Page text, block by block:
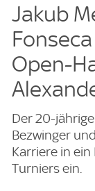
Jakub
Open-
Der 20-
Bezwinger
Karriere in
Turniers ein.